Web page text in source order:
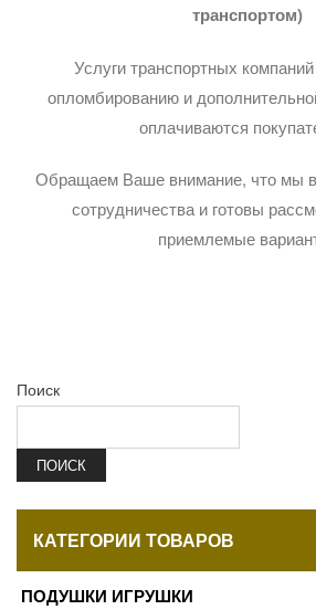
транспортом)
Услуги транспортных
опломбированию и
оплачиваются
Обращаем Ваше внимание, что мы
сотрудничества и готовы
приемлемые
Поиск
ПОИСК
КАТЕГОРИИ ТОВАРОВ
ПОДУШКИ ИГРУШКИ